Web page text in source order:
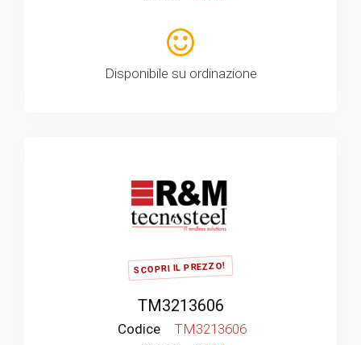
Disponibile su ordinazione
SCOPRI IL PREZZO!
TM3213606
Codice
TM3213606